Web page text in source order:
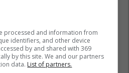
processed and information from
identifiers, and other device
by and shared with 369
by this site. We and our partners
data. List of partners.